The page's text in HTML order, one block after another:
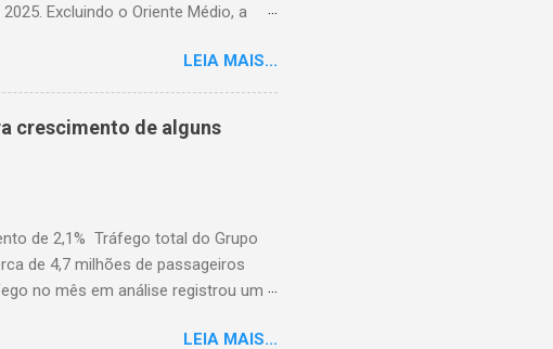
Excluindo o Oriente Médio, a
ponto percentual em comparação
com junho de 2025. Excluindo o
relação ao ano anterior, e o fator
junho de 2025). A demanda
diminuiu 2,4% em relação ao
em comparação com j...
LEIA MAIS...
crescimento de alguns
de 2,1% Tráfego total do Grupo
de 4,7 milhões de passageiros
no mês em análise registrou um
pelas greves da Lufthansa que
LEIA MAIS...